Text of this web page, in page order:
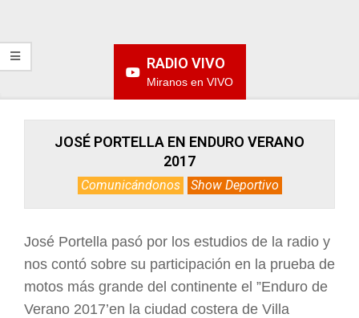
RADIO VIVO
Miranos en VIVO
JOSÉ PORTELLA EN ENDURO VERANO
2017
Comunicándonos Show Deportivo
José Portella pasó por los estudios de la radio y
nos contó sobre su participación en la prueba de
motos más grande del continente el ”Enduro de
Verano 2017’en la ciudad costera de Villa